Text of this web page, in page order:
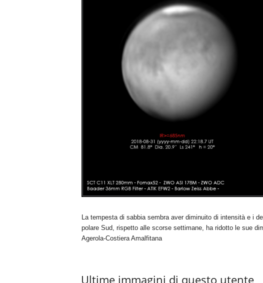
n
La tempesta di sabbia sembra aver diminuito di intensità e i
polare Sud, rispetto alle scorse settimane, ha ridotto le sue
Agerola-Costiera Amalfitana
Ultime immagini di questo utente